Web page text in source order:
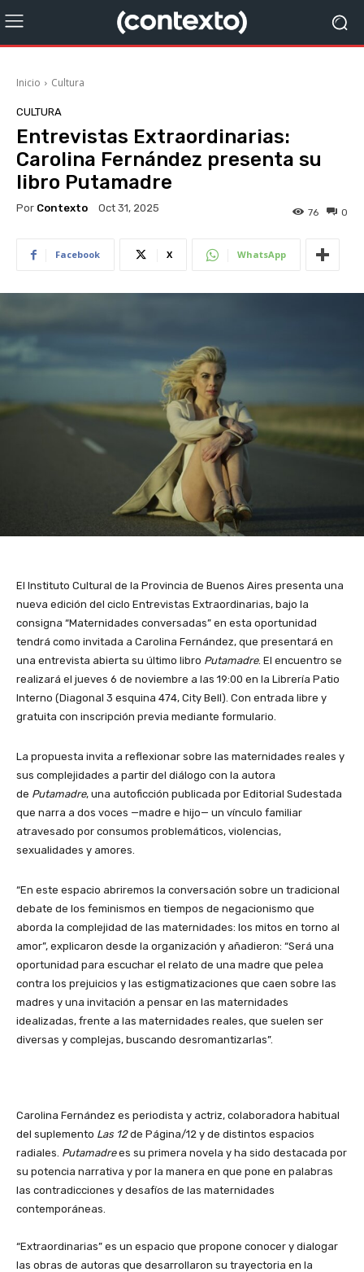
Inicio Cultura
CULTURA
Entrevistas Extraordinarias:
Carolina Fernández presenta su
libro Putamadre
Por Contexto Oct 31, 2025 0
76
Facebook X WhatsApp
El Instituto Cultural de la Provincia de Buenos Aires presenta una
nueva edición del ciclo Entrevistas Extraordinarias, bajo la
consigna “Maternidades conversadas” en esta oportunidad
tendrá como invitada a Carolina Fernández, que presentará en
una entrevista abierta su último libro Putamadre. El encuentro se
realizará el jueves 6 de noviembre a las 19:00 en la Librería Patio
Interno (Diagonal 3 esquina 474, City Bell). Con entrada libre y
gratuita con inscripción previa mediante formulario.
La propuesta invita a reflexionar sobre las maternidades reales y
sus complejidades a partir del diálogo con la autora
de Putamadre, una autoficción publicada por Editorial Sudestada
que narra a dos voces —madre e hijo— un vínculo familiar
atravesado por consumos problemáticos, violencias,
sexualidades y amores.
“En este espacio abriremos la conversación sobre un tradicional
debate de los feminismos en tiempos de negacionismo que
aborda la complejidad de las maternidades: los mitos en torno al
amor”, explicaron desde la organización y añadieron: “Será una
oportunidad para escuchar el relato de una madre que pelea
contra los prejuicios y las estigmatizaciones que caen sobre las
madres y una invitación a pensar en las maternidades
idealizadas, frente a las maternidades reales, que suelen ser
diversas y complejas, buscando desromantizarlas”.
Carolina Fernández es periodista y actriz, colaboradora habitual
del suplemento Las 12de Página/12 y de distintos espacios
radiales. Putamadrees su primera novela y ha sido destacada por
su potencia narrativa y por la manera en que pone en palabras
las contradicciones y desafíos de las maternidades
contemporáneas.
“Extraordinarias” es un espacio que propone conocer y dialogar
las obras de autoras que desarrollaron su trayectoria en la